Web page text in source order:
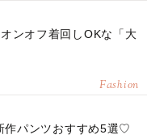
ンオフ着回しOKな「大
Fashion
作パンツおすすめ5選♡